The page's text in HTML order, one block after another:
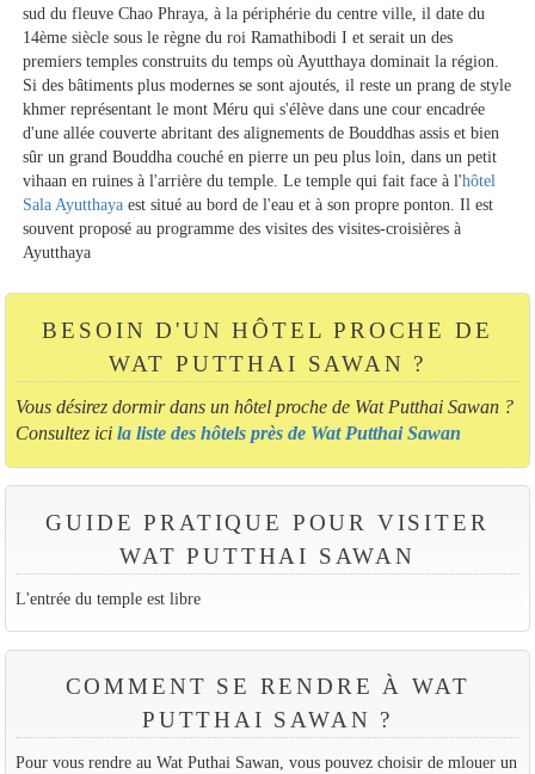
sud du fleuve Chao Phraya, à la périphérie du centre ville, il date du
14ème siècle sous le règne du roi Ramathibodi I et serait un des
premiers temples construits du temps où Ayutthaya dominait la région.
Si des bâtiments plus modernes se sont ajoutés, il reste un prang de style
khmer représentant le mont Méru qui s'élève dans une cour encadrée
d'une allée couverte abritant des alignements de Bouddhas assis et bien
sûr un grand Bouddha couché en pierre un peu plus loin, dans un petit
vihaan en ruines à l'arrière du temple. Le temple qui fait face à l'hôtel
Sala Ayutthaya est situé au bord de l'eau et à son propre ponton. Il est
souvent proposé au programme des visites des visites-croisières à
Ayutthaya
BESOIN D'UN HÔTEL PROCHE DE
WAT PUTTHAI SAWAN ?
Vous désirez dormir dans un hôtel proche de Wat Putthai Sawan ?
Consultez ici la liste des hôtels près de Wat Putthai Sawan
GUIDE PRATIQUE POUR VISITER
WAT PUTTHAI SAWAN
L'entrée du temple est libre
COMMENT SE RENDRE À WAT
PUTTHAI SAWAN ?
Pour vous rendre au Wat Puthai Sawan, vous pouvez choisir de mlouer un